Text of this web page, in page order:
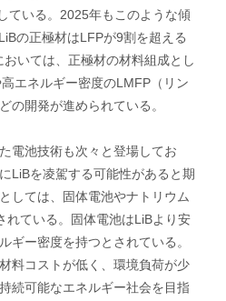
ている。2025年もこのような傾
の正極材はLFPが9割を超える
いては、正極材の材料組成とし
エネルギー密度のLMFP（リン
の開発が進められている。
電池技術も次々と登場してお
LiBを凌駕する可能性があると期
しては、固体電池やナトリウム
れている。固体電池はLiBより安
ギー密度を持つとされている。
料コストが低く、環境負荷が少
続可能なエネルギー社会を目指